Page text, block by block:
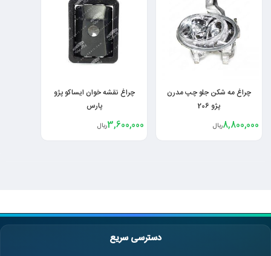
چراغ مه شکن جلو چپ مدرن
پژو 206
8,800,000ریال
چراغ نقشه خوان ایساکو پژو
پارس
3,600,000ریال
دسترسی سریع